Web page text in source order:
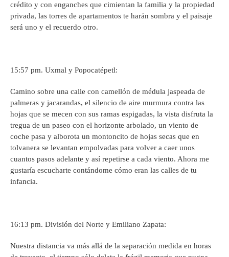
crédito y con enganches que cimientan la familia y la propiedad
privada, las torres de apartamentos te harán sombra y el paisaje
será uno y el recuerdo otro.
15:57 pm. Uxmal y Popocatépetl:
Camino sobre una calle con camellón de médula jaspeada de
palmeras y jacarandas, el silencio de aire murmura contra las
hojas que se mecen con sus ramas espigadas, la vista disfruta la
tregua de un paseo con el horizonte arbolado, un viento de
coche pasa y alborota un montoncito de hojas secas que en
tolvanera se levantan empolvadas para volver a caer unos
cuantos pasos adelante y así repetirse a cada viento. Ahora me
gustaría escucharte contándome cómo eran las calles de tu
infancia.
16:13 pm. División del Norte y Emiliano Zapata:
Nuestra distancia va más allá de la separación medida en horas